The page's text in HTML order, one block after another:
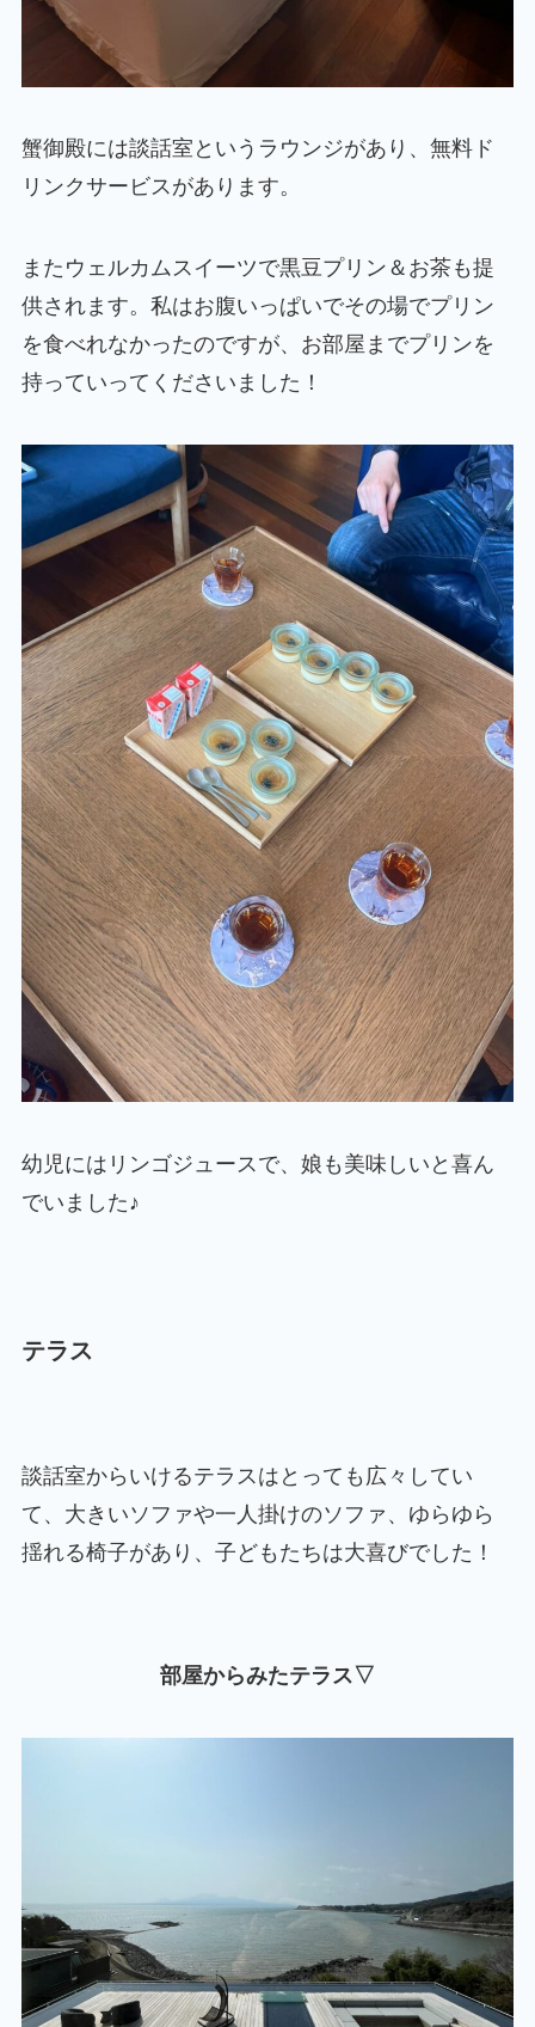
蟹御殿には談話室というラウンジがあり、無料ド
リンクサービスがあります。
またウェルカムスイーツで黒豆プリン＆お茶も提
供されます。私はお腹いっぱいでその場でプリン
を食べれなかったのですが、お部屋までプリンを
持っていってくださいました！
幼児にはリンゴジュースで、娘も美味しいと喜ん
でいました♪
テラス
談話室からいけるテラスはとっても広々してい
て、大きいソファや一人掛けのソファ、ゆらゆら
揺れる椅子があり、子どもたちは大喜びでした！
部屋からみたテラス▽